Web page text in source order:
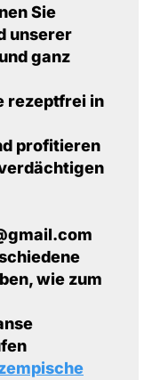
Sie
unserer
ganz
in
profitieren
wie zum